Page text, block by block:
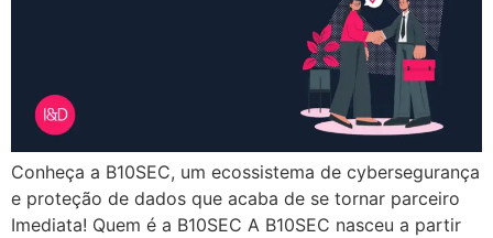
Conheça a B10SEC, um ecossistema de cybersegurança
e proteção de dados que acaba de se tornar parceiro
Imediata! Quem é a B10SEC A B10SEC nasceu a partir